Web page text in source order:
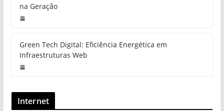
na Geração
Green Tech Digital: Eficiência Energética em
Infraestruturas Web
Internet